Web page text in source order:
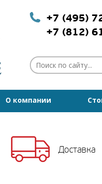
+7 (495)
+7 (812)
О компании
Доставка